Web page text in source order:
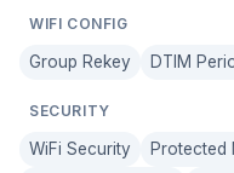
WIFI CONFIG
Group Rekey DTIM
SECURITY
WiFi Security Protected